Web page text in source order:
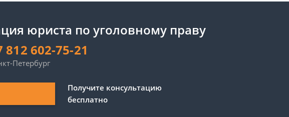
юриста по уголовному праву
812 602-75-21
Петербург
Получите консультацию
бесплатно